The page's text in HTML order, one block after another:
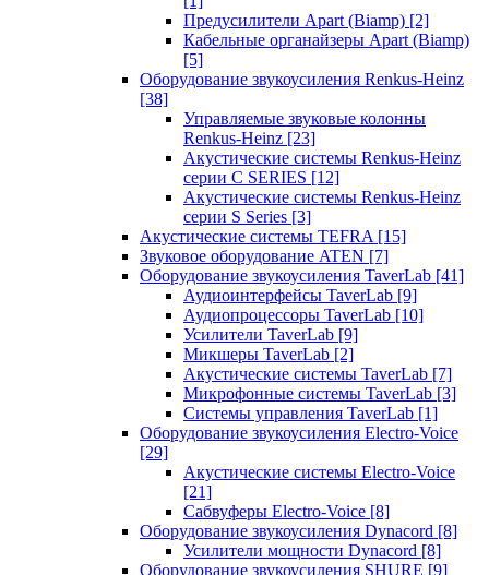
Предусилители Apart (Biamp) [2]
Кабельные органайзеры Apart (Biamp)
[5]
Оборудование звукоусиления Renkus-Heinz
[38]
Управляемые звуковые колонны
Renkus-Heinz [23]
Акустические системы Renkus-Heinz
серии C SERIES [12]
Акустические системы Renkus-Heinz
серии S Series [3]
Акустические системы TEFRA [15]
Звуковое оборудование ATEN [7]
Оборудование звукоусиления TaverLab [41]
Аудиоинтерфейсы TaverLab [9]
Аудиопроцессоры TaverLab [10]
Усилители TaverLab [9]
Микшеры TaverLab [2]
Акустические системы TaverLab [7]
Микрофонные системы TaverLab [3]
Системы управления TaverLab [1]
Оборудование звукоусиления Electro-Voice
[29]
Акустические системы Electro-Voice
[21]
Сабвуферы Electro-Voice [8]
Оборудование звукоусиления Dynacord [8]
Усилители мощности Dynacord [8]
Оборудование звукоусиления SHURE [9]